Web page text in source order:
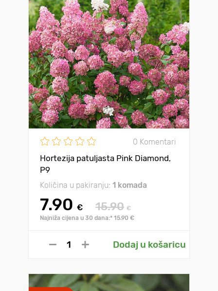
0 Komentari
Hortezija patuljasta Pink Diamond,
P9
Količina u pakiranju: 1 komada
7.90 € 15.90 €
Najniža cijena u 30 dana:* 15.90 €
Dodaj u košaricu